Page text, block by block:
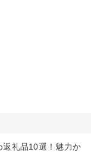
返礼品10選！魅力か